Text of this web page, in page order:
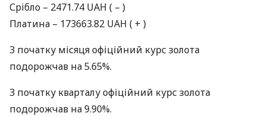
Срiбло – 2471.74 UAH ( – )
Платина – 173663.82 UAH ( + )
З початку місяця офіційний курс золота
подорожчав на 5.65%.
З початку кварталу офіційний курс золота
подорожчав на 9.90%.